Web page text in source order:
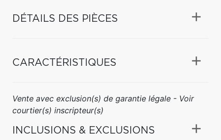
DÉTAILS DES PIÈCES
CARACTÉRISTIQUES
Vente avec exclusion(s) de garantie légale - Voir
courtier(s) inscripteur(s)
INCLUSIONS & EXCLUSIONS